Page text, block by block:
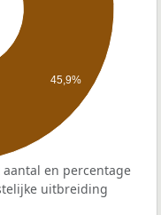
45,9%
en percentage
uitbreiding